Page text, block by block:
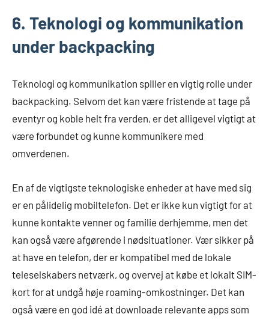
6. Teknologi og kommunikation
under backpacking
Teknologi og kommunikation spiller en vigtig rolle under
backpacking. Selvom det kan være fristende at tage på
eventyr og koble helt fra verden, er det alligevel vigtigt at
være forbundet og kunne kommunikere med
omverdenen.
En af de vigtigste teknologiske enheder at have med sig
er en pålidelig mobiltelefon. Det er ikke kun vigtigt for at
kunne kontakte venner og familie derhjemme, men det
kan også være afgørende i nødsituationer. Vær sikker på
at have en telefon, der er kompatibel med de lokale
teleselskabers netværk, og overvej at købe et lokalt SIM-
kort for at undgå høje roaming-omkostninger. Det kan
også være en god idé at downloade relevante apps som